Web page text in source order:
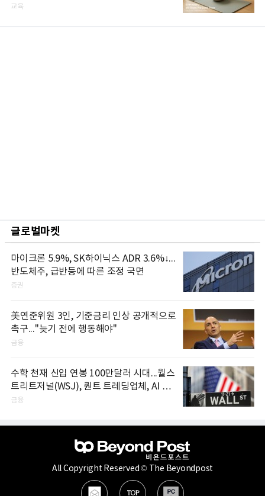
교육
글로벌마켓
마이크론 5.9%, SK하이닉스 ADR 3.6%↓...
반도체주, 급반등에 따른 조정 국면
증권
美연준위원 3인, 기준금리 인상 공개적으로
촉구..."늦기 전에 행동해야"
금융
수학 천재 신입 연봉 100만달러 시대...월스
트리트저널(WSJ), 퀀트 트레딩업체, AI 기
업들 인재 확보 경쟁
금융
All Copyright Reserved © The Beyondpost